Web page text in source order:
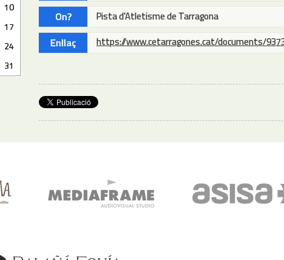
10
17
24
31
On? Pista d'Atletisme de Tarragona
Enllaç https://www.cetarragones.cat/documents/